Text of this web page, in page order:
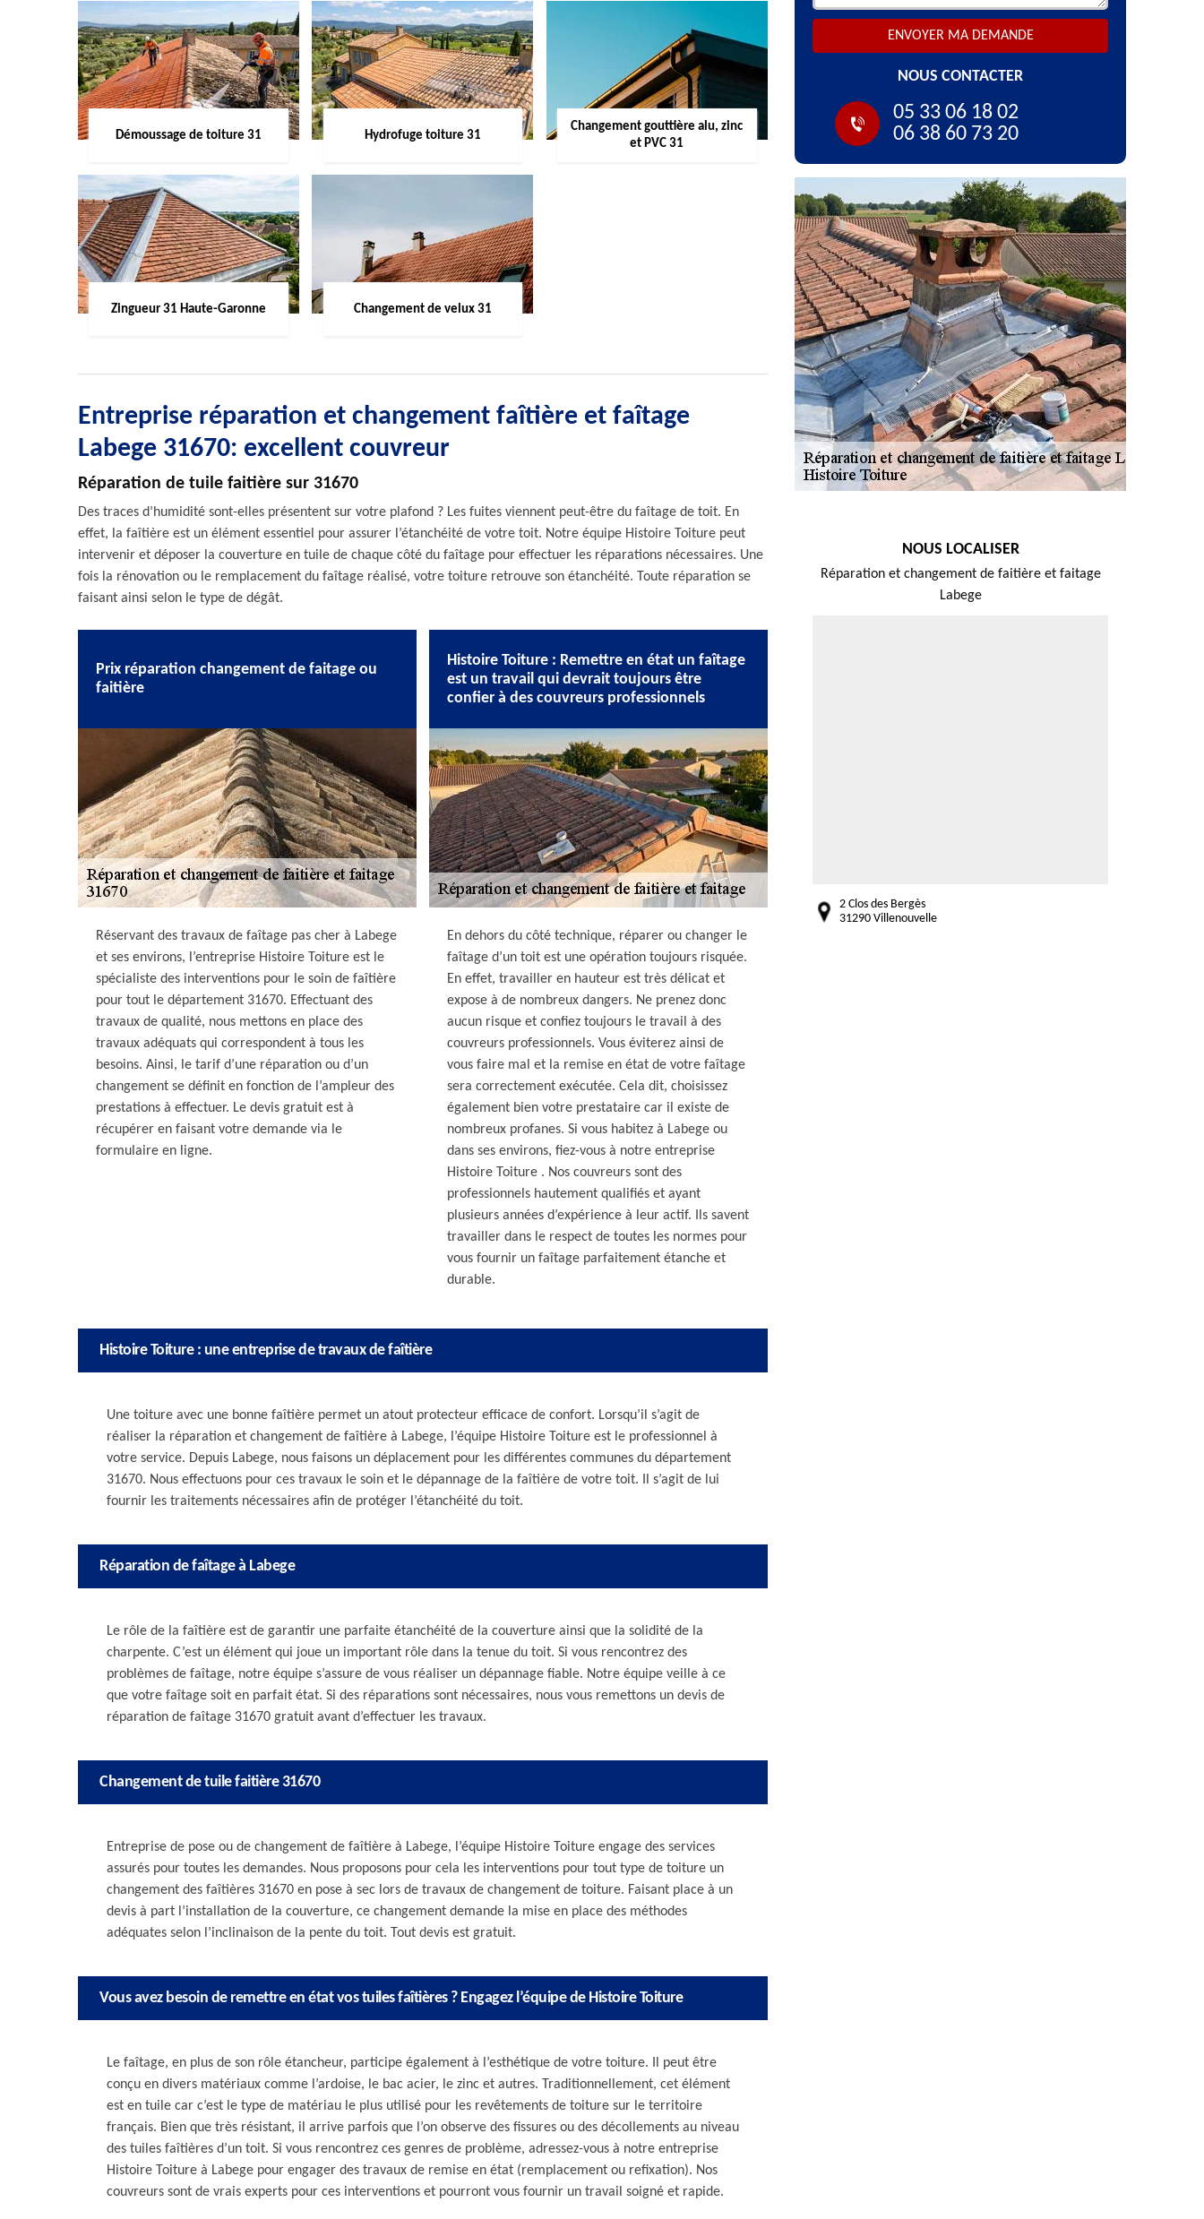
Démoussage de toiture 31 Hydrofuge toiture 31
Changement gouttière alu, zinc
et PVC 31
Zingueur 31 Haute-Garonne Changement de velux 31
Entreprise réparation et changement faîtière et faîtage
Labege 31670: excellent couvreur
Réparation de tuile faitière sur 31670
Des traces d’humidité sont-elles présentent sur votre plafond ? Les fuites viennent peut-être du faîtage de toit. En
effet, la faîtière est un élément essentiel pour assurer l’étanchéité de votre toit. Notre équipe Histoire Toiture peut
intervenir et déposer la couverture en tuile de chaque côté du faîtage pour effectuer les réparations nécessaires. Une
fois la rénovation ou le remplacement du faîtage réalisé, votre toiture retrouve son étanchéité. Toute réparation se
faisant ainsi selon le type de dégât.
Prix réparation changement de faitage ou
faitière
Réservant des travaux de faîtage pas cher à Labege
et ses environs, l’entreprise Histoire Toiture est le
spécialiste des interventions pour le soin de faîtière
pour tout le département 31670. Effectuant des
travaux de qualité, nous mettons en place des
travaux adéquats qui correspondent à tous les
besoins. Ainsi, le tarif d’une réparation ou d’un
changement se définit en fonction de l’ampleur des
prestations à effectuer. Le devis gratuit est à
récupérer en faisant votre demande via le
formulaire en ligne.
Histoire Toiture : Remettre en état un faîtage
est un travail qui devrait toujours être
confier à des couvreurs professionnels
En dehors du côté technique, réparer ou changer le
faîtage d’un toit est une opération toujours risquée.
En effet, travailler en hauteur est très délicat et
expose à de nombreux dangers. Ne prenez donc
aucun risque et confiez toujours le travail à des
couvreurs professionnels. Vous éviterez ainsi de
vous faire mal et la remise en état de votre faîtage
sera correctement exécutée. Cela dit, choisissez
également bien votre prestataire car il existe de
nombreux profanes. Si vous habitez à Labege ou
dans ses environs, fiez-vous à notre entreprise
Histoire Toiture . Nos couvreurs sont des
professionnels hautement qualifiés et ayant
plusieurs années d’expérience à leur actif. Ils savent
travailler dans le respect de toutes les normes pour
vous fournir un faîtage parfaitement étanche et
durable.
Histoire Toiture : une entreprise de travaux de faîtière
Une toiture avec une bonne faîtière permet un atout protecteur efficace de confort. Lorsqu’il s’agit de
réaliser la réparation et changement de faîtière à Labege, l’équipe Histoire Toiture est le professionnel à
votre service. Depuis Labege, nous faisons un déplacement pour les différentes communes du département
31670. Nous effectuons pour ces travaux le soin et le dépannage de la faîtière de votre toit. Il s’agit de lui
fournir les traitements nécessaires afin de protéger l’étanchéité du toit.
Réparation de faîtage à Labege
Le rôle de la faîtière est de garantir une parfaite étanchéité de la couverture ainsi que la solidité de la
charpente. C’est un élément qui joue un important rôle dans la tenue du toit. Si vous rencontrez des
problèmes de faîtage, notre équipe s’assure de vous réaliser un dépannage fiable. Notre équipe veille à ce
que votre faîtage soit en parfait état. Si des réparations sont nécessaires, nous vous remettons un devis de
réparation de faîtage 31670 gratuit avant d’effectuer les travaux.
Changement de tuile faitière 31670
Entreprise de pose ou de changement de faîtière à Labege, l’équipe Histoire Toiture engage des services
assurés pour toutes les demandes. Nous proposons pour cela les interventions pour tout type de toiture un
changement des faîtières 31670 en pose à sec lors de travaux de changement de toiture. Faisant place à un
devis à part l’installation de la couverture, ce changement demande la mise en place des méthodes
adéquates selon l’inclinaison de la pente du toit. Tout devis est gratuit.
Vous avez besoin de remettre en état vos tuiles faîtières ? Engagez l’équipe de Histoire Toiture
Le faîtage, en plus de son rôle étancheur, participe également à l’esthétique de votre toiture. Il peut être
conçu en divers matériaux comme l’ardoise, le bac acier, le zinc et autres. Traditionnellement, cet élément
est en tuile car c’est le type de matériau le plus utilisé pour les revêtements de toiture sur le territoire
français. Bien que très résistant, il arrive parfois que l’on observe des fissures ou des décollements au niveau
des tuiles faîtières d’un toit. Si vous rencontrez ces genres de problème, adressez-vous à notre entreprise
Histoire Toiture à Labege pour engager des travaux de remise en état (remplacement ou refixation). Nos
couvreurs sont de vrais experts pour ces interventions et pourront vous fournir un travail soigné et rapide.
NOUS CONTACTER
05 33 06 18 02
06 38 60 73 20
NOUS LOCALISER
Réparation et changement de faitière et faitage
Labege
2 Clos des Bergès
31290 Villenouvelle